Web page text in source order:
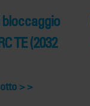
TE (2032
>